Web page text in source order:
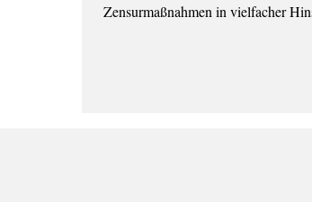
Zensurmaßnahmen in vielfacher